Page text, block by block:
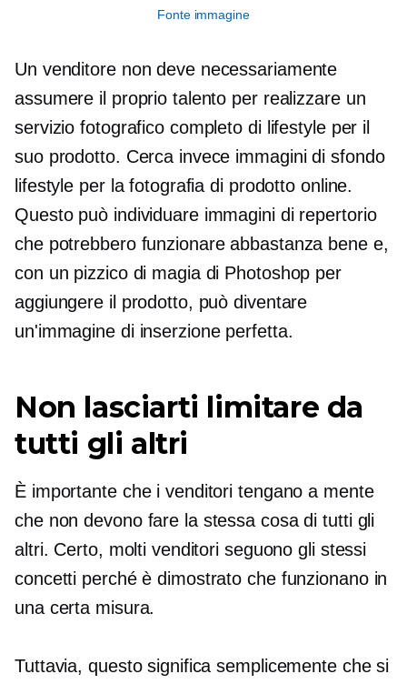
Fonte immagine
Un venditore non deve necessariamente
assumere il proprio talento per realizzare un
servizio fotografico completo di lifestyle per il
suo prodotto. Cerca invece immagini di sfondo
lifestyle per la fotografia di prodotto online.
Questo può individuare immagini di repertorio
che potrebbero funzionare abbastanza bene e,
con un pizzico di magia di Photoshop per
aggiungere il prodotto, può diventare
un'immagine di inserzione perfetta.
Non lasciarti limitare da
tutti gli altri
È importante che i venditori tengano a mente
che non devono fare la stessa cosa di tutti gli
altri. Certo, molti venditori seguono gli stessi
concetti perché è dimostrato che funzionano in
una certa misura.
Tuttavia, questo significa semplicemente che si